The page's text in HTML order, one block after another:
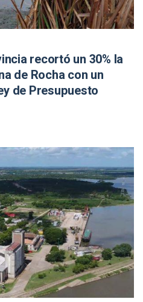
recortó un 30% la
de Rocha con un
de Presupuesto